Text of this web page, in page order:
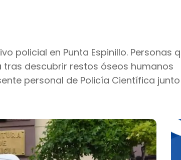
policial en Punta Espinillo. Personas
descubrir restos óseos humanos
personal de Policía Científica